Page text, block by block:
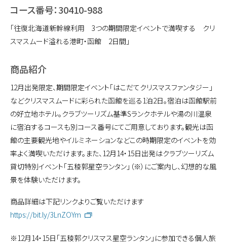
コース番号：30410-988
「往復北海道新幹線利用 3つの期間限定イベントで満喫する クリ
スマスムード溢れる港町・函館 2日間」
商品紹介
12月出発限定、期間限定イベント「はこだてクリスマスファンタジー」
などクリスマスムードに彩られた函館を巡る1泊2日。宿泊は函館駅前
の好立地ホテル。クラブツーリズム基準Sランクホテルや湯の川温泉
に宿泊するコースも別コース番号にてご用意しております。観光は函
館の主要観光地やイルミネーションなどこの時期限定のイベントを効
率よく満喫いただけます。また、12月14・15日出発はクラブツーリズム
貸切特別イベント「五稜郭星空ランタン」（※）にご案内し、幻想的な風
景を体験いただけます。
商品詳細は下記リンクよりご覧いただけます
https://bit.ly/3LnZOYm
※12月14・15日「五稜郭クリスマス星空ランタン」に参加できる個人旅